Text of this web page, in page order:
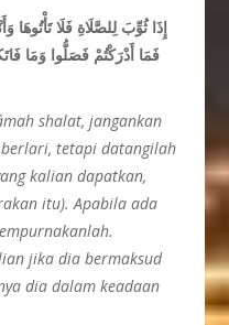
إِذَا ثُوِّبَ لِلصَّلَاةِ فَلَا تَأْتُوهَا
فَمَا أَدْرَكْتُمْ فَصَلُّوا وَمَا
shalat, jangankan
tetapi datangilah
kalian dapatkan,
itu). Apabila ada
jika dia bermaksud
dia dalam keadaan